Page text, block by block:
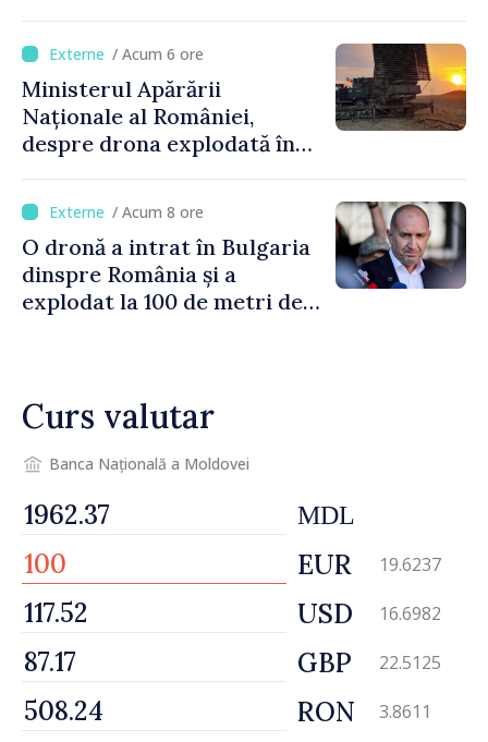
orășenesc a aprobat decizia
finală
/ Acum 6 ore
Ministerul Apărării
Naționale al României,
despre drona explodată în
nu au detectat niciun
vehicul aerian”
/ Acum 8 ore
O dronă a intrat în Bulgaria
dinspre România și a
explodat la 100 de metri de
Curs valutar
Banca Națională a Moldovei
MDL
EUR 19.6237
USD 16.6982
GBP 22.5125
RON 3.8611